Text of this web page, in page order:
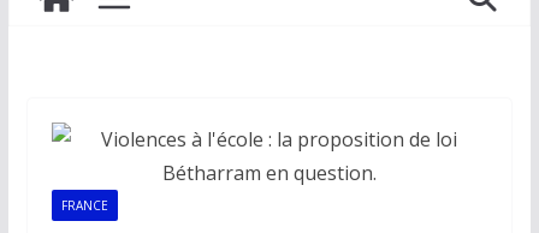
FRANCE